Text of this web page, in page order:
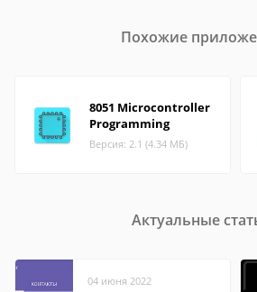
Похожие
8051 Microcontroller
Programming
Версия: 2.1 (4.34 МБ)
Актуальные
04 июня 2022